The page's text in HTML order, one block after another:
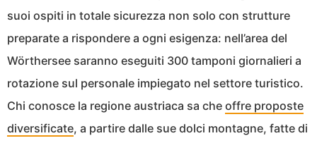
suoi ospiti in totale sicurezza non solo con strutture
preparate a rispondere a ogni esigenza: nell’area del
Wörthersee saranno eseguiti 300 tamponi giornalieri a
rotazione sul personale impiegato nel settore turistico.
Chi conosce la regione austriaca sa che offre proposte
diversificate, a partire dalle sue dolci montagne, fatte di